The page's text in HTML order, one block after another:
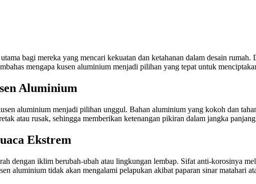
bagi mereka yang mencari kekuatan dan ketahanan dalam desain
mengapa kusen aluminium menjadi pilihan yang tepat untuk
Aluminium
aluminium menjadi pilihan unggul. Bahan aluminium yang kokoh dan
atau rusak, sehingga memberikan ketenangan pikiran dalam jangka
Ekstrem
dengan iklim berubah-ubah atau lingkungan lembap. Sifat anti-korosinya
aluminium tidak akan mengalami pelapukan akibat paparan sinar matahari